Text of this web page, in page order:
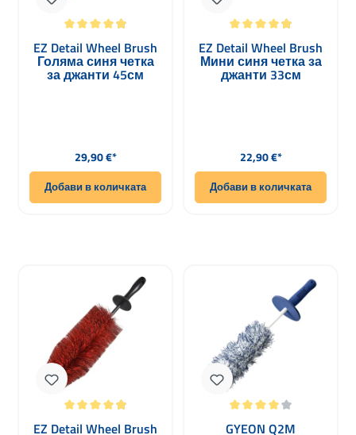
EZ Detail Wheel Brush
Голяма синя четка
за джанти 45см
Редовна цена:
29,90 €*
Добави в количката
EZ Detail Wheel Brush
Мини синя четка за
джанти 33см
Редовна цена:
22,90 €*
Добави в количката
Средна оценка за 4.93 от 5 звезди
EZ Detail Wheel Brush Средна оценка за 4 от 5 звезди
GYEON Q2M